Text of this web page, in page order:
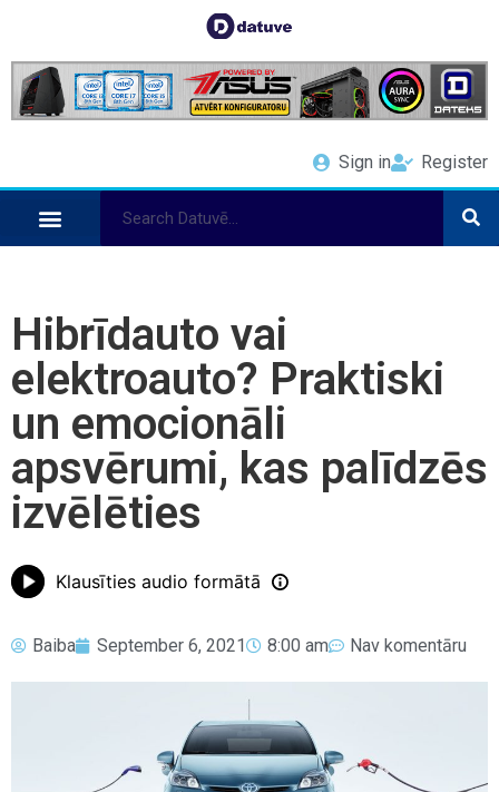
Sign in Register
Hibrīdauto vai
elektroauto? Praktiski
un emocionāli
apsvērumi, kas palīdzēs
izvēlēties
Klausīties audio formātā
Baiba September 6, 2021 8:00 am Nav komentāru